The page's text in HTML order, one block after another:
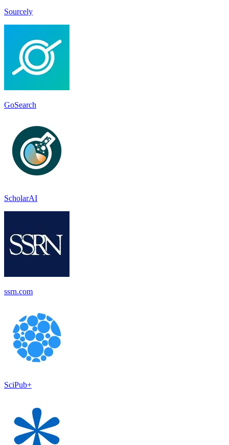
Sourcely
GoSearch
ScholarAI
ssrn.com
SciPub+